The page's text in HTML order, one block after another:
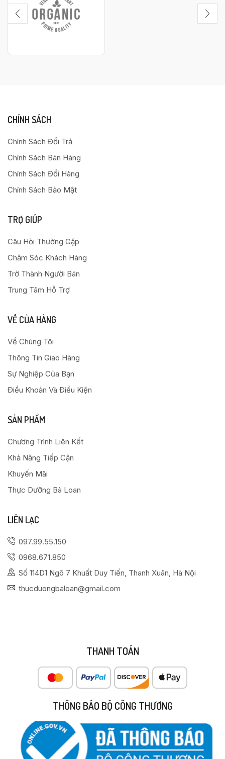
CHÍNH SÁCH
Chính Sách Đổi Trả
Chính Sách Bán Hàng
Chính Sách Đổi Hàng
Chính Sách Bảo Mật
TRỢ GIÚP
Câu Hỏi Thường Gặp
Chăm Sóc Khách Hàng
Trở Thành Người Bán
Trung Tâm Hỗ Trợ
VỀ CỦA HÀNG
Về Chúng Tôi
Thông Tin Giao Hàng
Sự Nghiệp Của Bạn
Điều Khoản Và Điều Kiện
SẢN PHẨM
Chương Trình Liên Kết
Khả Năng Tiếp Cận
Khuyến Mãi
Thực Dưỡng Bà Loan
LIÊN LẠC
097.99.55.150
0968.671.850
Số 114D1 Ngõ 7 Khuất Duy Tiến, Thanh Xuân, Hà Nội
thucduongbaloan@gmail.com
THANH TOÁN
THÔNG BÁO BỘ CÔNG THƯƠNG